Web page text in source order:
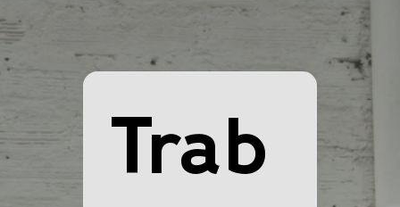
Trab